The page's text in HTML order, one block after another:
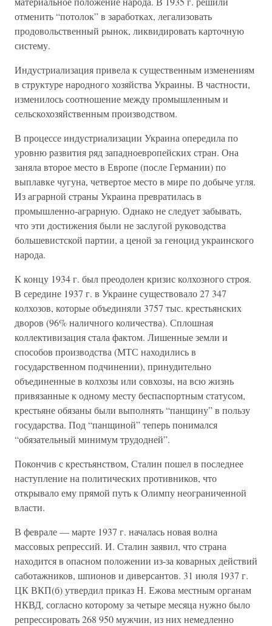
отменить “потолок” в заработках, легализовать
продовольственный рынок, ликвидировать карточную
систему.
Индустриализация привела к существенным изменениям
в структуре народного хозяйства Украины. В частности,
изменилось соотношение между промышленным и
сельскохозяйственным производством.
В процессе индустриализации Украина опередила по
уровню развития ряд западноевропейских стран. Она
заняла второе место в Европе (после Германии) по
выплавке чугуна, четвертое место в мире по добыче угля.
Из аграрной страны Украина превратилась в
промышленно-аграрную. Однако не следует забывать,
что эти достижения были не заслугой руководства
большевистской партии, а ценой за геноцид украинского
народа.
К концу 1934 г. был преодолен кризис колхозного строя.
В середине 1937 г. в Украине существовало 27 347
колхозов, которые объединяли 3757 тыс. крестьянских
дворов (96% наличного количества). Сплошная
коллективизация стала фактом. Лишенные земли и
способов производства (МТС находились в
государственном подчинении), принудительно
объединенные в колхозы или совхозы, на всю жизнь
привязанные к одному месту беспаспортным статусом,
крестьяне обязаны были выполнять “панщину” в пользу
государства. Под “панщиной” теперь понимался
“обязательный минимум трудодней”.
Покончив с крестьянством, Сталин пошел в последнее
наступление на политических противников, что
открывало ему прямой путь к Олимпу неограниченной
власти.
В феврале — марте 1937 г. началась новая волна
массовых репрессий. И. Сталин заявил, что страна
находится в опасном положении из-за коварных действий
саботажников, шпионов и диверсантов. 31 июля 1937 г.
ЦК ВКП(б) утвердил приказ Н. Ежова местным органам
НКВД, согласно которому за четыре месяца нужно было
репрессировать 268 950 мужчин, из них немедленно